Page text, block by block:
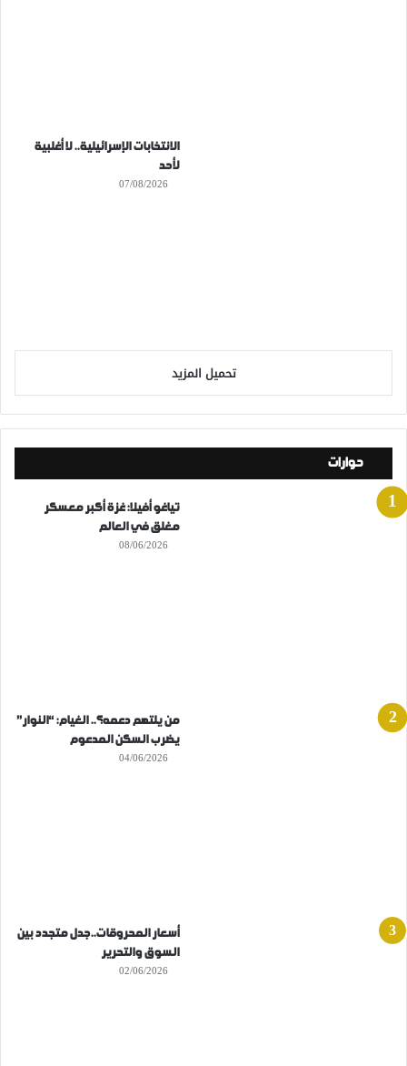
الانتخابات الإسرائيلية.. لا أغلبية
لأحد
07/08/2026
تحميل المزيد
حوارات
تياغو أفيلا: غزة أكبر معسكر
مغلق في العالم
08/06/2026
من يلتهم دعمه؟.. الغيام: “النوار”
يضرب السكن المدعوم
04/06/2026
أسعار المحروقات..جدل متجدد بين
السوق والتحرير
02/06/2026